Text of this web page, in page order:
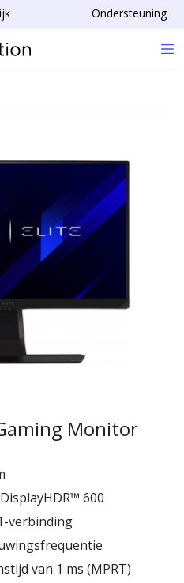
Ondersteuning
Monitor
600
verbinding
van 1 ms (MPRT)